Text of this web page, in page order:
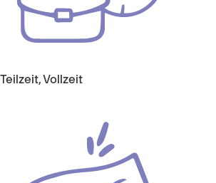
Teilzeit, Vollzeit